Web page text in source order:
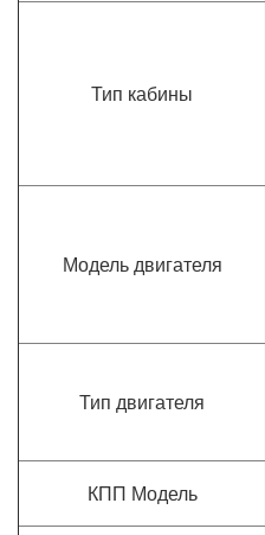
Тип кабины
Модель двигателя
Тип двигателя
КПП Модель